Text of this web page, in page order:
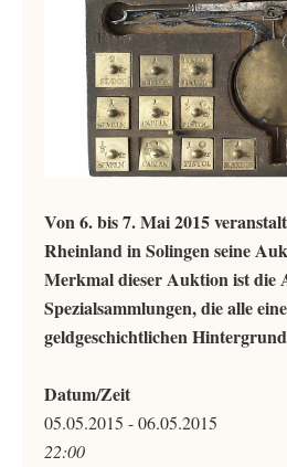
Von 6. bis 7. Mai 2015
Rheinland in Solingen seine
Merkmal dieser Auktion ist die
Spezialsammlungen, die alle
geldgeschichtlichen
Datum/Zeit
05.05.2015 - 06.05.2015
22:00